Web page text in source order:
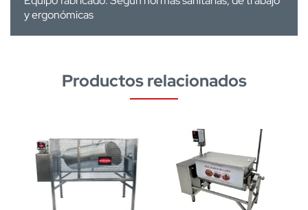
y ergonómicas
Productos relacionados